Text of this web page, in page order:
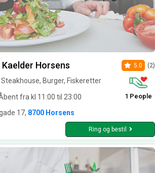
Kaelder Horsens
Burger, Fiskeretter
fra kl 11:00 til 23:00
5.0 (2)
1 People
17, 8700 Horsens
Ring og bestil